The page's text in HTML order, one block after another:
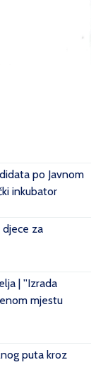
po Javnom
inkubator
djece za
| ''Izrada
mjestu
puta kroz